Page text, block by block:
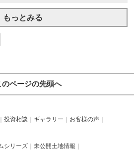
もっとみる
のページの先頭へ
投資相談 ギャラリー
お客様の声
シリーズ
未公開土地情報